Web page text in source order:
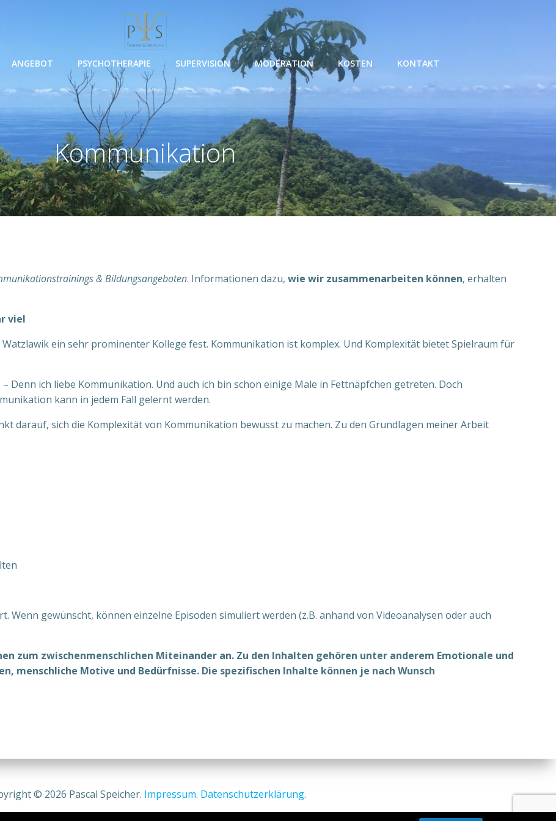
ANGEBOT PSYCHOTHERAPIE SUPERVISION MODERATION KOSTEN KONTAKT
Kommunikation
& Bildungsangeboten. Informationen dazu, wie wir zusammenarbeiten können, erhalten
viel
ein sehr prominenter Kollege fest. Kommunikation ist komplex. Und Komplexität bietet Spielraum für
Denn ich liebe Kommunikation. Und auch ich bin schon einige Male in Fettnäpfchen getreten. Doch
kann in jedem Fall gelernt werden.
darauf, sich die Komplexität von Kommunikation bewusst zu machen. Zu den Grundlagen meiner Arbeit
Wenn gewünscht, können einzelne Episoden simuliert werden (z.B. anhand von Videoanalysen oder auch
zum zwischenmenschlichen Miteinander an. Zu den Inhalten gehören unter anderem Emotionale und
menschliche Motive und Bedürfnisse. Die spezifischen Inhalte können je nach Wunsch
© 2026 Pascal Speicher. Impressum. Datenschutzerklärung.